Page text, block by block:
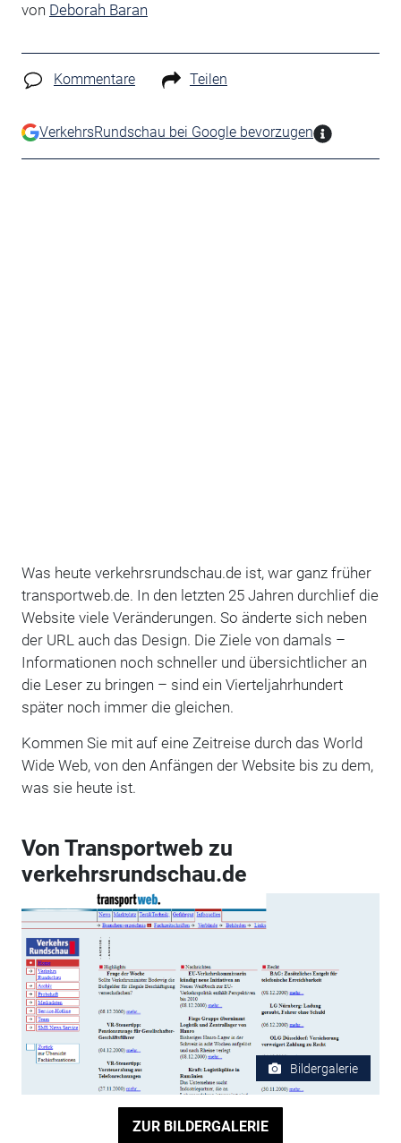
von Deborah Baran
Kommentare Teilen
VerkehrsRundschau bei Google bevorzugen
Was heute verkehrsrundschau.de ist, war ganz früher
transportweb.de. In den letzten 25 Jahren durchlief die
Website viele Veränderungen. So änderte sich neben
der URL auch das Design. Die Ziele von damals –
Informationen noch schneller und übersichtlicher an
die Leser zu bringen – sind ein Vierteljahrhundert
später noch immer die gleichen.
Kommen Sie mit auf eine Zeitreise durch das World
Wide Web, von den Anfängen der Website bis zu dem,
was sie heute ist.
Von Transportweb zu
verkehrsrundschau.de
Bildergalerie
ZUR BILDERGALERIE